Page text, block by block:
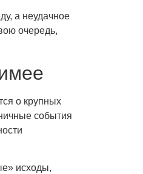
а неудачное
очередь,
о крупных
события
исходы,